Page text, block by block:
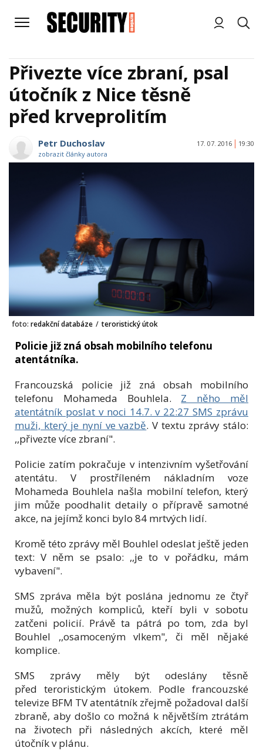
Přivezte více zbraní, psal
útočník z Nice těsně
před krveprolitím
Petr Duchoslav
zobrazit články autora
17. 07. 2016 19:30
foto: redakční databáze / teroristický útok
Policie již zná obsah mobilního telefonu
atentátníka.
Francouzská policie již zná obsah mobilního
telefonu Mohameda Bouhlela. Z něho měl
atentátník poslat v noci 14.7. v 22:27 SMS zprávu
muži, který je nyní ve vazbě. V textu zprávy stálo:
,,přivezte více zbraní".
Policie zatím pokračuje v intenzivním vyšetřování
atentátu. V prostříleném nákladním voze
Mohameda Bouhlela našla mobilní telefon, který
jim může poodhalit detaily o přípravě samotné
akce, na jejímž konci bylo 84 mrtvých lidí.
Kromě této zprávy měl Bouhlel odeslat ještě jeden
text: V něm se psalo: ,,je to v pořádku, mám
vybavení".
SMS zpráva měla být poslána jednomu ze čtyř
mužů, možných kompliců, kteří byli v sobotu
zatčeni policií. Právě ta pátrá po tom, zda byl
Bouhlel ,,osamoceným vlkem", či měl nějaké
komplice.
SMS zprávy měly být odeslány těsně
před teroristickým útokem. Podle francouzské
televize BFM TV atentátník zřejmě požadoval další
zbraně, aby došlo co možná k nějvětším ztrátám
na životech při následných akcích, které měl
útočník v plánu.